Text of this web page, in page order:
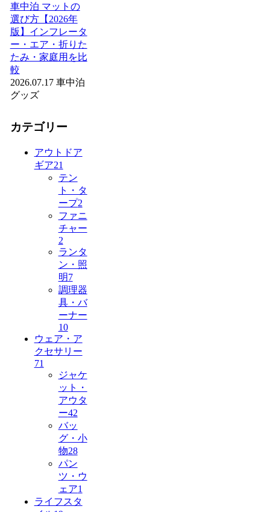
車中泊 マットの
選び方【2026年
版】インフレータ
ー・エア・折りた
たみ・家庭用を比
較
2026.07.17 車中泊
グッズ
カテゴリー
アウトドア
ギア21
テン
ト・タ
ープ2
ファニ
チャー
2
ランタ
ン・照
明7
調理器
具・バ
ーナー
10
ウェア・ア
クセサリー
71
ジャケ
ット・
アウタ
ー42
バッ
グ・小
物28
パン
ツ・ウ
ェア1
ライフスタ